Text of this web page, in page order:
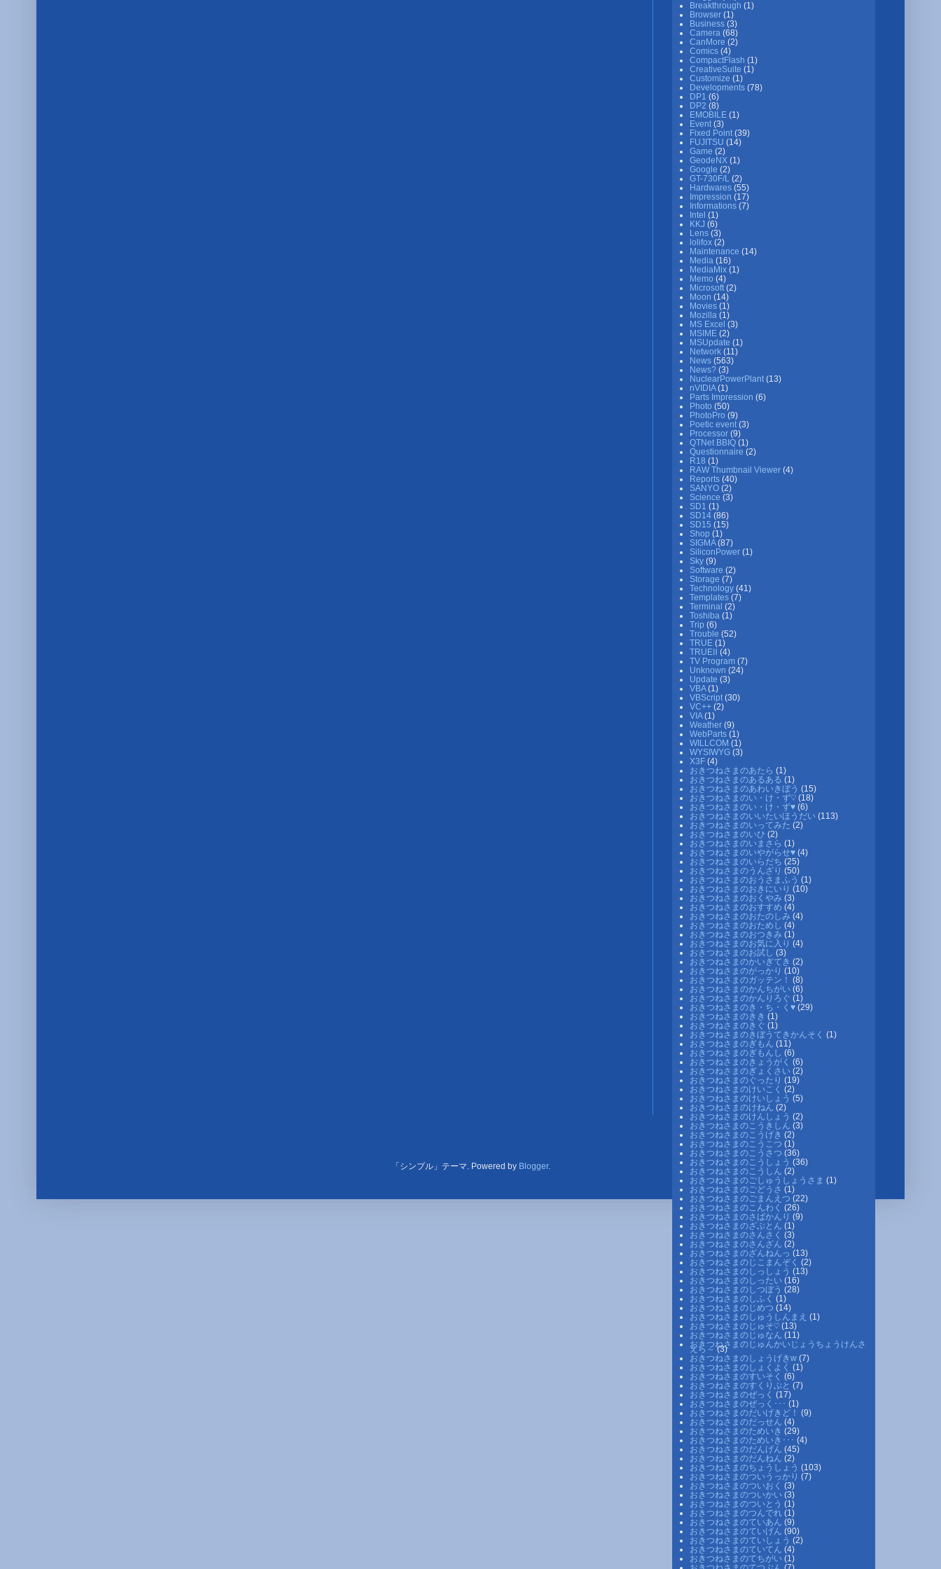
Breakthrough (1)
Browser (1)
Business (3)
Camera (68)
CanMore (2)
Comics (4)
CompactFlash (1)
CreativeSuite (1)
Customize (1)
Developments (78)
DP1 (6)
DP2 (8)
EMOBILE (1)
Event (3)
Fixed Point (39)
FUJITSU (14)
Game (2)
GeodeNX (1)
Google (2)
GT-730F/L (2)
Hardwares (55)
Impression (17)
Informations (7)
Intel (1)
KKJ (6)
Lens (3)
lolifox (2)
Maintenance (14)
Media (16)
MediaMix (1)
Memo (4)
Microsoft (2)
Moon (14)
Movies (1)
Mozilla (1)
MS Excel (3)
MSIME (2)
MSUpdate (1)
Network (11)
News (563)
News? (3)
NuclearPowerPlant (13)
nVIDIA(1)
Parts Impression (6)
Photo (50)
PhotoPro (9)
Poetic event (3)
Processor (9)
QTNet BBIQ (1)
Questionnaire (2)
R18 (1)
RAW Thumbnail Viewer (4)
Reports (40)
SANYO (2)
Science (3)
SD1 (1)
SD14 (86)
SD15 (15)
Shop (1)
SIGMA(87)
SiliconPower (1)
Sky (9)
Software (2)
Storage (7)
Technology (41)
Templates (7)
Terminal (2)
Toshiba (1)
Trip (6)
Trouble (52)
TRUE (1)
TRUEⅡ (4)
TV Program (7)
Unknown (24)
Update (3)
VBA(1)
VBScript (30)
VC++ (2)
VIA(1)
Weather (9)
WebParts (1)
WILLCOM (1)
WYSIWYG (3)
X3F (4)
おきつねさまのあたら (1)
おきつねさまのあるある (1)
おきつねさまのあわいきぼう (15)
おきつねさまのい・け・ず♡ (18)
おきつねさまのい・け・ず♥ (6)
おきつねさまのいいたいほうだい (113)
おきつねさまのいってみた (2)
おきつねさまのいひ (2)
おきつねさまのいまさら (1)
おきつねさまのいやがらせ♥ (4)
おきつねさまのいらだち (25)
おきつねさまのうんざり (50)
おきつねさまのおうさまふう (1)
おきつねさまのおきにいり (10)
おきつねさまのおくやみ (3)
おきつねさまのおすすめ (4)
おきつねさまのおたのしみ (4)
おきつねさまのおためし (4)
おきつねさまのおつきみ (1)
おきつねさまのお気に入り (4)
おきつねさまのお試し (3)
おきつねさまのかいぎてき (2)
おきつねさまのがっかり (10)
おきつねさまのガッテン！ (8)
おきつねさまのかんちがい (6)
おきつねさまのかんりろぐ (1)
おきつねさまのき・ち・く♥ (29)
おきつねさまのきき (1)
おきつねさまのきぐ (1)
おきつねさまのきぼうてきかんそく (1)
おきつねさまのぎもん (11)
おきつねさまのぎもんし (6)
おきつねさまのきょうがく (6)
おきつねさまのぎょくさい (2)
おきつねさまのぐったり (19)
おきつねさまのけいこく (2)
おきつねさまのけいしょう (5)
おきつねさまのけねん (2)
おきつねさまのけんしょう (2)
おきつねさまのこうきしん (3)
おきつねさまのこうげき (2)
おきつねさまのこうこつ (1)
おきつねさまのこうさつ (36)
おきつねさまのこうしょう (36)
おきつねさまのこうしん (2)
おきつねさまのごしゅうしょうさま (1)
おきつねさまのごどうさ (1)
おきつねさまのごまんえつ (22)
おきつねさまのこんわく (26)
おきつねさまのさばかんり (9)
おきつねさまのざぶとん (1)
おきつねさまのさんさく (3)
おきつねさまのさんざん (2)
おきつねさまのざんねんっ (13)
おきつねさまのじこまんぞく (2)
おきつねさまのしっしょう (13)
おきつねさまのしったい (16)
おきつねさまのしつぼう (28)
おきつねさまのしふく (1)
おきつねさまのじめつ (14)
おきつねさまのしゅうしんまえ (1)
おきつねさまのじゅそ♡ (13)
おきつねさまのじゅなん (11)
おきつねさまのじゅんかいじょうちょうけんさ
えら～(3)
おきつねさまのしょうげきw (7)
おきつねさまのしょくよく (1)
おきつねさまのすいそく (6)
おきつねさまのすくりぷと (7)
おきつねさまのぜっく (17)
おきつねさまのぜっく･･･ (1)
おきつねさまのだいげきど！ (9)
おきつねさまのだっせん (4)
おきつねさまのためいき (29)
おきつねさまのためいき･･･ (4)
おきつねさまのだんげん (45)
おきつねさまのだんねん (2)
おきつねさまのちょうしょう (103)
おきつねさまのついうっかり (7)
おきつねさまのついおく (3)
おきつねさまのついかい (3)
おきつねさまのついとう (1)
おきつねさまのつんでれ (1)
おきつねさまのていあん (9)
おきつねさまのていげん (90)
おきつねさまのていしょう (2)
おきつねさまのていてん (4)
おきつねさまのてちがい (1)
「シンプル」テーマ. Powered by Blogger.